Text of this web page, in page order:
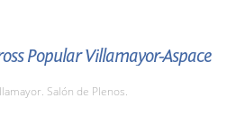
Popular Villamayor-Aspace
Salón de Plenos.